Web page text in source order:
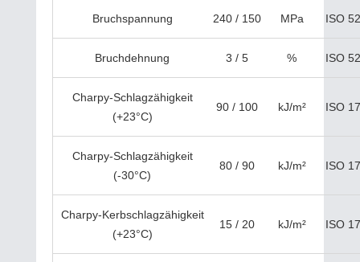
Bruchspannung 240 / 150 MPa ISO
Bruchdehnung 3 / 5 % ISO
Charpy-Schlagzähigkeit
(+23°C)
90 / 100 kJ/m² ISO
Charpy-Schlagzähigkeit
(-30°C)
80 / 90 kJ/m² ISO
Charpy-Kerbschlagzähigkeit
(+23°C)
15 / 20 kJ/m² ISO